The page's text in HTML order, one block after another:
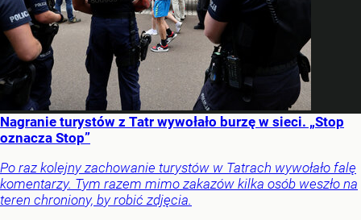
Nagranie turystów z Tatr wywołało burzę w sieci. „Stop
oznacza Stop”
Po raz kolejny zachowanie turystów w Tatrach wywołało falę
komentarzy. Tym razem mimo zakazów kilka osób weszło na
teren chroniony, by robić zdjęcia.